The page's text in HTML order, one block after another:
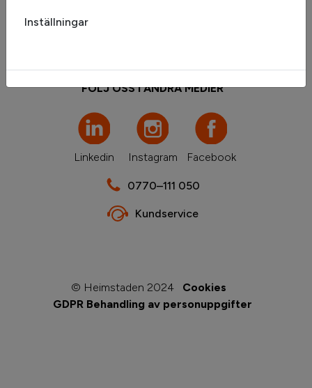
FÖLJ OSS I ANDRA MEDIER
Linkedin Instagram Facebook
0770–111 050
Kundservice
© Heimstaden 2024
Cookies
GDPR Behandling av personuppgifter
Inställningar